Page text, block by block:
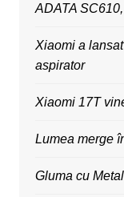
ADATA
Xiaomi a
aspirator
Xiaomi 17T
Lumea merge
Gluma cu